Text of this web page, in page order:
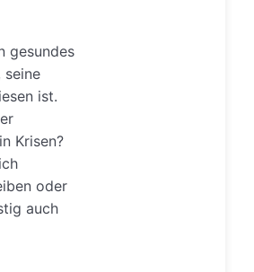
gesundes
seine
ist.
Krisen?
oder
auch